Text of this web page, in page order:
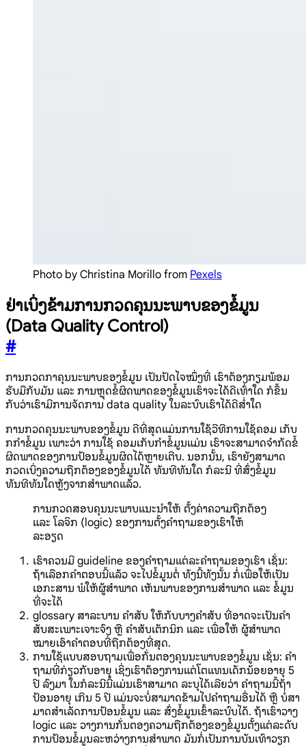
Photo by Christina Morillo from Pexels
ຢ່າເບິ່ງຂ້າມການກວດຄຸນນະພາບຂອງຂໍ້ມູນ
(Data Quality Control)
#
ການກວດກາຄຸນນະພາບຂອງຂໍ້ມູນ ເປັນປັດໄຈໜຶ່ງທີ່ ເຮົາຕ້ອງກຽມພ້ອມ
ຮັບມືກັບມັນ ແລະ ການຫຼຸດຂໍ້ຜິດພາດຂອງຂໍ້ມູນເຮົາຈະໄດ້ດີເທົ່າໃດ ກໍຂຶ້ນ
ກັບວ່າເຮົາມີການຈັດການ data quality ໃນລະບົບເຮົາໄດ້ດີສໍ່າໃດ
ການກວດຄຸນນະພາບຂອງຂໍ້ມູນ ດີທີ່ສຸດແມ່ນການໃຊ້ວີທີການໃຊ້ຄອມ ເກັບ
ກກໍາຂໍ້ມູນ ເພາະວ່າ ການໃຊ້ ຄອມເກັບກໍາຂໍ້ມູນແມ່ນ ເຮົາຈະສາມາດຈໍາກັດຂໍ້
ຜິດພາດຂອງການປ້ອນຂໍ້ມູນຜິດໄດ້ຫຼາຍເຕີບ. ນອກນັ້ນ, ເຮົາຍັງສາມາດ
ກວດເບິ່ງຄວາມຖືກຕ້ອງຂອງຂໍ້ມູນໄດ້ ທັນທີທັນໃດ ກໍລະນີ ທີ່ສົ່ງຂໍ້ມູນ
ທັນທີທັນໃດຫຼັງຈາກສໍາພາດແລ້ວ.
ການກວດສອບຄຸນນະພາບແນະນໍາໃຫ້ ຕັ້ງຄ່າຄວາມຖືກຕ້ອງ
ແລະ ໂລຈິກ (logic) ຂອງການຕັ້ງຄໍາຖາມຂອງເຮົາໃຫ້
ລະອຽດ
ເຮົາຄວນມີ guideline ຂອງຄໍາຖາມແຕ່ລະຄໍາຖາມຂອງເຮົາ ເຊັ່ນ:
ຖ້າເລືອກຄໍາຕອບນີ້ແລ້ວ ຈະໄປຂໍ້ມູນຕໍ່ ທັງນີ້ທັງນັ້ນ ກໍ່ເພື່ອໃຫ້ເປັນ
ເອກະສານ ພໍໃຫ້ຜູ້ສໍາພາດ ເຫັນພາບຂອງການສໍາພາດ ແລະ ຂໍ້ມູນ
ທີ່ຈະໄດ້
glossary ສາລະບານ ຄໍາສັບ ໃຫ້ກັບບາງຄໍາສັບ ທີ່ອາດຈະເປັນຄໍາ
ສັບສະເພາະເຈາະຈົງ ຫຼື ຄໍາສັບເຕັກນິກ ແລະ ເພື່ອໃຫ້ ຜູ້ສໍາພາດ
ໝາຍເອົາຄໍາຕອບທີ່ຖືກຕ້ອງທີ່ສຸດ.
ການໃຊ້ແບບສອບຖາມເພື່ອກັ່ນຕອງຄຸນນະພາບຂອງຂໍ້ມູນ ເຊັ່ນ: ຄໍາ
ຖາມທີ່ກ່ຽວກັບອາຍຸ ເຊິ່ງເຮົາຕ້ອງການແຕ່ໂຕແທນເດັກນ້ອຍອາຍຸ 5
ປີ ລົງມາ ໃນກໍລະນີນີ້ແມ່ນເຮົາສາມາດ ລະບຸໄດ້ເລີຍວ່າ ຄໍາຖາມນີ້ຖ້າ
ປ້ອນອາຍຸ ເກີນ 5 ປີ ແມ່ນຈະບໍ່ສາມາດຂ້າມໄປຄໍາຖາມອື່ນໄດ້ ຫຼື ບໍ່ສາ
ມາດສໍາເລັດການປ້ອນຂໍ້ມູນ ແລະ ສົ່ງຂໍ້ມູນເຂົ້າລະບົບໄດ້. ຖ້າເຮົາວາງ
logic ແລະ ວາງການກັ່ນຕອງຄວາມຖືກຕ້ອງຂອງຂໍ້ມູນຕັ້ງແຕ່ລະດັບ
ການປ້ອນຂໍ້ມູນລະຫວ່າງການສໍາພາດ ມັນກໍ່ເປັນການບັນເທົາວຽກ